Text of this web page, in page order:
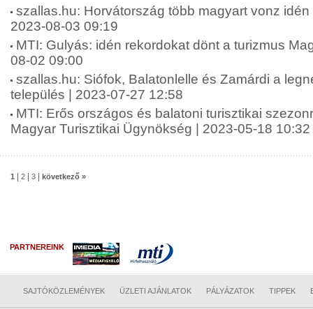
szallas.hu: Horvátország több magyart vonz
2023-08-03 09:19
MTI: Gulyás: idén rekordokat dönt a turizmus
08-02 09:00
szallas.hu: Siófok, Balatonlelle és Zamárdi a
település | 2023-07-27 12:58
MTI: Erős országos és balatoni turisztikai
Magyar Turisztikai Ügynökség | 2023-05-18 10:32
1 2 3 következő »
PARTNEREINK
SAJTÓKÖZLEMÉNYEK ÜZLETI AJÁNLATOK PÁLYÁZATOK TIPPEK